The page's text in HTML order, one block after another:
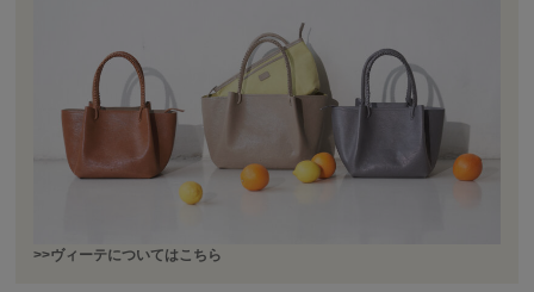
>>ヴィーテについてはこちら